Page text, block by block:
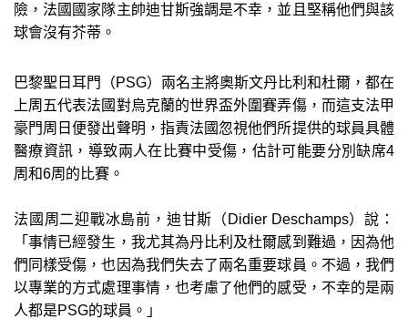
險，法國國家隊主帥迪甘斯強調是不幸，並且堅稱他們與該
球會沒有芥蒂。
巴黎聖日耳門（PSG）兩名主將奧斯文丹比利和杜爾，都在
上周五代表法國對烏克蘭的世界盃外圍賽弄傷，而這支法甲
豪門周日便發出聲明，指責法國忽視他們所提供的球員具體
醫療資訊，導致兩人在比賽中受傷，估計可能要分別缺席4
周和6周的比賽。
法國周二迎戰冰島前，迪甘斯（Didier Deschamps）說：
「事情已經發生，我尤其為丹比利及杜爾感到難過，因為他
們同樣受傷，也因為我們失去了兩名重要球員。不過，我們
以專業的方式處理事情，也考慮了他們的感受，不幸的是兩
人都是PSG的球員。」